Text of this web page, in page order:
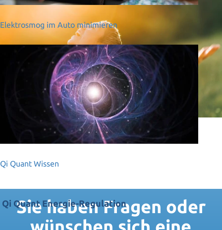
Elektrosmog im Auto minimieren
Qi Quant Wissen
Qi Quant Energie-Regulation
Sie haben Fragen oder